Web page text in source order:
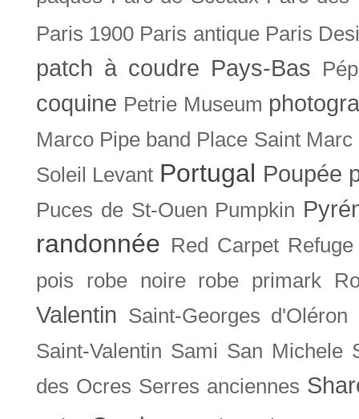
Paris 1900 Paris antique Paris
patch à coudre Pays-Bas
coquine Petrie Museum
Marco Pipe band Place Saint Marc
Soleil Levant Portugal Poupée
Puces de St-Ouen Pumpkin
randonnée Red Carpet Refuge
pois
robe noire robe primark
Valentin Saint-Georges d'Oléron
Saint-Valentin Sami San Michele
des Ocres Serres anciennes